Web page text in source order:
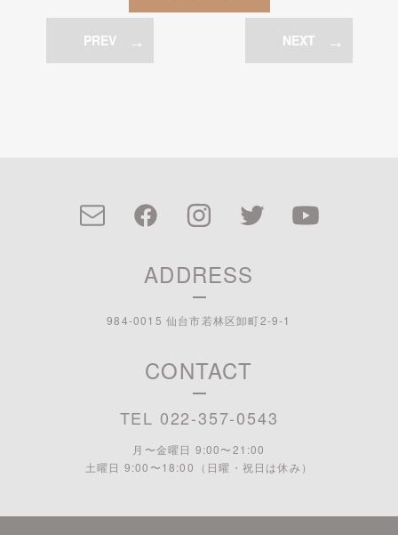
PREV NEXT
ADDRESS
984-0015 仙台市若林区卸町2-9-1
CONTACT
TEL 022-357-0543
月〜金曜日 9:00〜21:00
土曜日 9:00〜18:00 （日曜・祝日は休み）